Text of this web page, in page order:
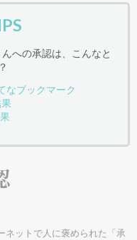
への承認は、こんなと
なブックマーク
ネットで人に褒められた「承